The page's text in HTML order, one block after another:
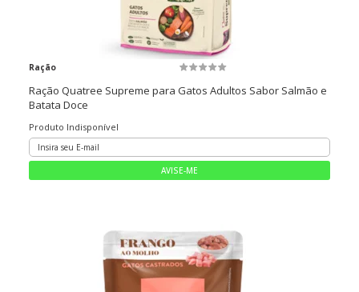
Ração
Ração Quatree Supreme para Gatos Adultos Sabor Salmão e
Batata Doce
Produto Indisponível